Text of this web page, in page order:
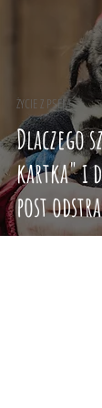
Dlaczego
kartka" i
post
ŻYCIE Z PSEM